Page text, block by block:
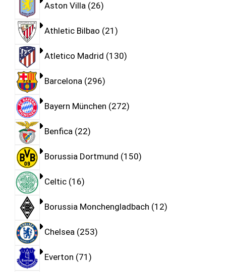
Aston Villa 26
Athletic Bilbao 21
Atletico Madrid 130
Barcelona 296
Bayern München 272
Benfica 22
Borussia Dortmund 150
Celtic 16
Borussia Monchengladbach 12
Chelsea 253
Everton 71